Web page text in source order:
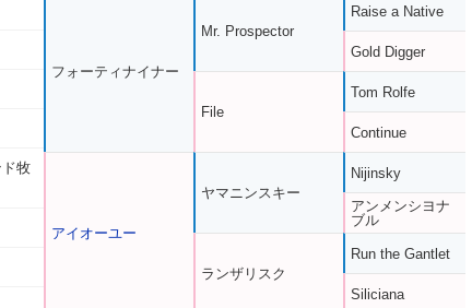
牧
フォーティナイナー
アイオーユー
Mr. Prospector
File
ヤマニンスキー
ランザリスク
Raise a Native
Gold Digger
Tom Rolfe
Continue
Nijinsky
アンメンシヨナ
ブル
Run the Gantlet
Siliciana